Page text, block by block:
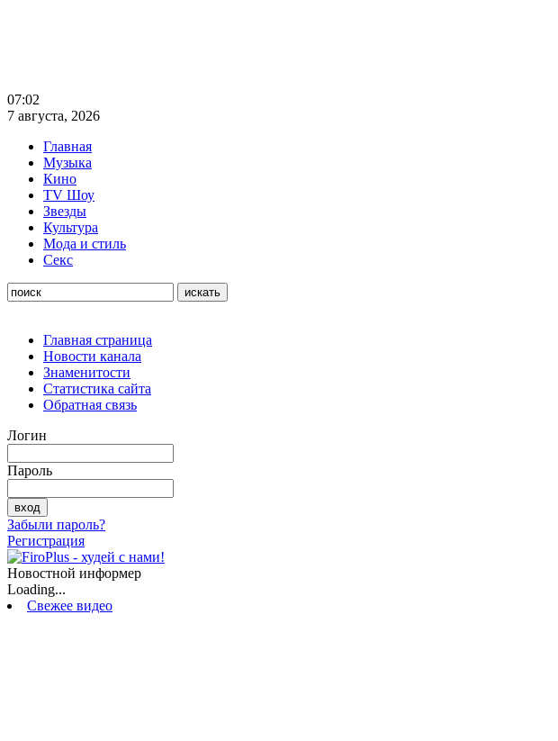
07:02
7 августа, 2026
Главная
Музыка
Кино
TV Шоу
Звезды
Культура
Мода и стиль
Секс
Главная страница
Новости канала
Знаменитости
Статистика сайта
Обратная связь
Логин
Пароль
Забыли пароль?
Регистрация
Новостной информер
Loading...
Свежее видео